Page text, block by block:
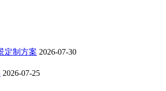
定制方案 2026-07-30
2026-07-25